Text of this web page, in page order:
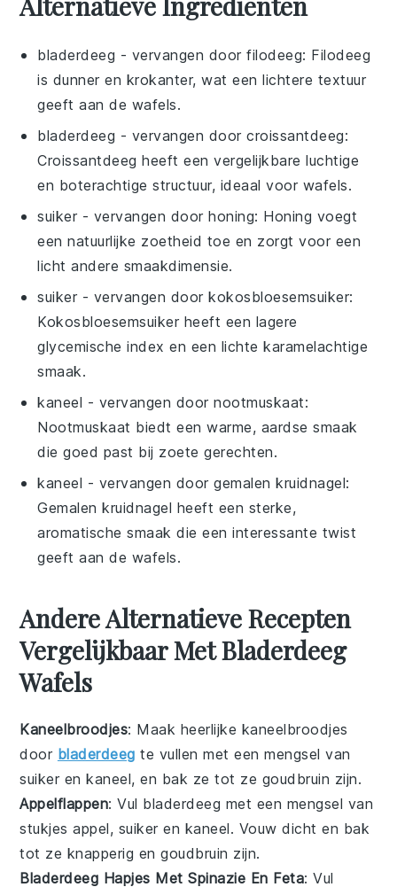
bladerdeeg - vervangen doorfilodeeg: Filodeeg
is dunner en krokanter, wat een lichtere textuur
geeft aan de wafels.
bladerdeeg - vervangen doorcroissantdeeg:
Croissantdeeg heeft een vergelijkbare luchtige
en boterachtige structuur, ideaal voor wafels.
suiker - vervangen doorhoning: Honing voegt
een natuurlijke zoetheid toe en zorgt voor een
licht andere smaakdimensie.
suiker - vervangen doorkokosbloesemsuiker:
Kokosbloesemsuiker heeft een lagere
glycemische index en een lichte karamelachtige
smaak.
kaneel - vervangen doornootmuskaat:
Nootmuskaat biedt een warme, aardse smaak
die goed past bij zoete gerechten.
kaneel - vervangen doorgemalen kruidnagel:
Gemalen kruidnagel heeft een sterke,
aromatische smaak die een interessante twist
geeft aan de wafels.
Andere Alternatieve Recepten
Vergelijkbaar Met Bladerdeeg
Wafels
Kaneelbroodjes: Maak heerlijke kaneelbroodjes
door bladerdeeg te vullen met een mengsel van
suiker en kaneel, en bak ze tot ze goudbruin zijn.
Appelflappen: Vul bladerdeeg met een mengsel van
stukjesappel, suiker en kaneel. Vouw dicht en bak
tot ze knapperig en goudbruin zijn.
Bladerdeeg Hapjes Met Spinazie En Feta: Vul